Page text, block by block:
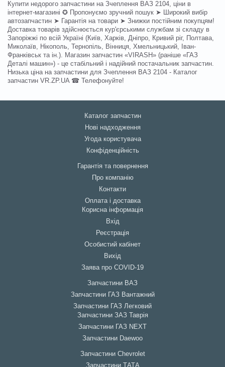
Купити недорого запчастини на Зчеплення ВАЗ 2104, ціни в
інтернет-магазині ✪ Пропонуємо зручний пошук ➤ Широкий вибір
автозапчастин ➤ Гарантія на товари ➤ Знижки постійним покупцям!
Доставка товарів здійснюється кур'єрськими службам зі складу в
Запоріжжі по всій Україні (Київ, Харків, Дніпро, Кривий ріг, Полтава,
Миколаїв, Нікополь, Тернопіль, Вінниця, Хмельницький, Іван-
Франківськ та ін.). Магазин запчастин «VIRASH» (раніше «ГАЗ
Деталі машин») - це стабільний і надійний постачальник запчастин.
Низька ціна на запчастини для Зчеплення ВАЗ 2104 - Каталог
запчастин VR.ZP.UA ☎ Телефонуйте!
Каталог запчастин
Нові надходження
Угода користувача
Конфіденційність
Гарантія та повернення
Про компанію
Контакти
Оплата і доставка
Корисна інформація
Вхід
Реєстрація
Особистий кабінет
Вихід
Заява про COVID-19
Запчастини ВАЗ
Запчастини ГАЗ Вантажний
Запчастини ГАЗ Легковий
Запчастини ЗАЗ Таврія
Запчастини ГАЗ NEXT
Запчастини Daewoo
Запчастини Chevrolet
Запчастини ТАТА